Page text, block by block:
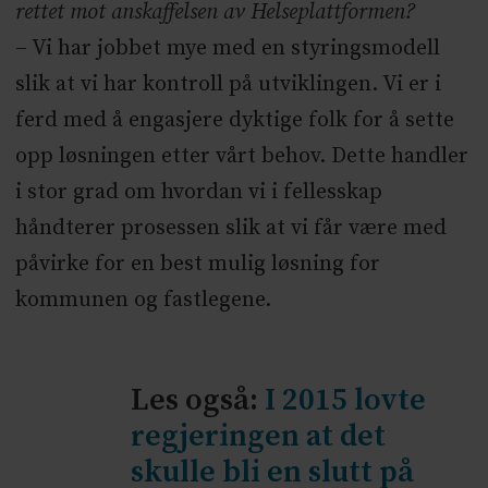
rettet mot anskaffelsen av Helseplattformen?
– Vi har jobbet mye med en styringsmodell
slik at vi har kontroll på utviklingen. Vi er i
ferd med å engasjere dyktige folk for å sette
opp løsningen etter vårt behov. Dette handler
i stor grad om hvordan vi i fellesskap
håndterer prosessen slik at vi får være med
påvirke for en best mulig løsning for
kommunen og fastlegene.
Les også: I 2015 lovte
regjeringen at det
skulle bli en slutt på